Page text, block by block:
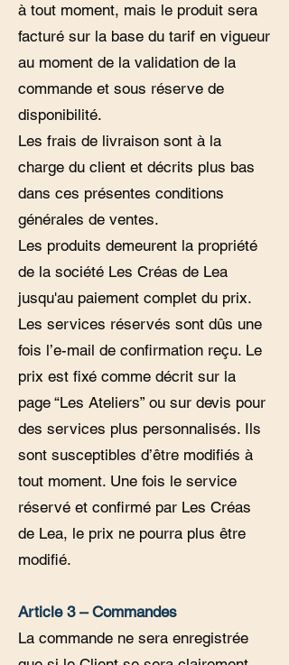
à tout moment, mais le produit sera
facturé sur la base du tarif en vigueur
au moment de la validation de la
commande et sous réserve de
disponibilité.
Les frais de livraison sont à la
charge du client et décrits plus bas
dans ces présentes conditions
générales de ventes.
Les produits demeurent la propriété
de la société Les Créas de Lea
jusqu'au paiement complet du prix.
Les services réservés sont dûs une
fois l’e-mail de confirmation reçu. Le
prix est fixé comme décrit sur la
page “Les Ateliers” ou sur devis pour
des services plus personnalisés. Ils
sont susceptibles d’être modifiés à
tout moment. Une fois le service
réservé et confirmé par Les Créas
de Lea, le prix ne pourra plus être
modifié.
Article 3 – Commandes
La commande ne sera enregistrée